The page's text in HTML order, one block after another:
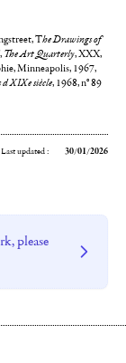
The Drawings of
The Art Quarterly, XXX,
Minneapolis, 1967,
d XIXe siècle, 1968, n° 89
Last updated : 30/01/2026
please